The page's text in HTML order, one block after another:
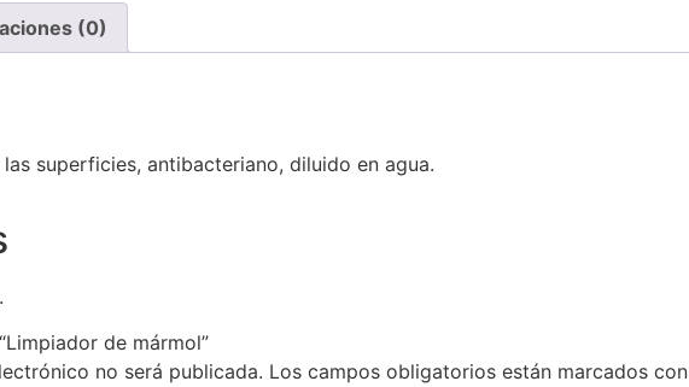
(0)
superficies, antibacteriano, diluido en agua.
de mármol”
no será publicada. Los campos obligatorios están marcados con